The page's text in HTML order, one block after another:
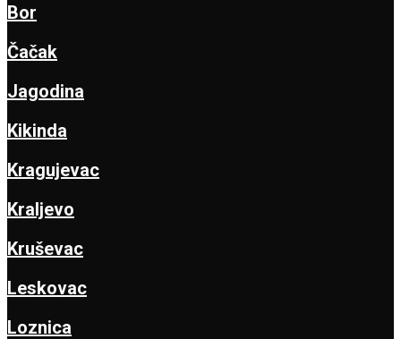
Bor
Čačak
Jagodina
Kikinda
Kragujevac
Kraljevo
Kruševac
Leskovac
Loznica